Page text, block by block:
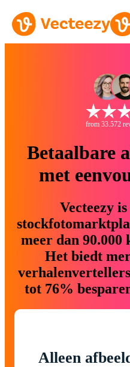
from 33.572
Betaalbare
met
Vecteezy
meer dan
Het biedt
tot 76%
Alleen